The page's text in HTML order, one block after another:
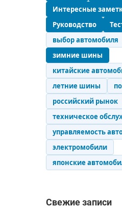
Интересные
Руководство
выбор автомобиля
зимние шины
китайские
летние шины
российский рынок
техническое
управляемость
электромобили
японские
Свежие записи